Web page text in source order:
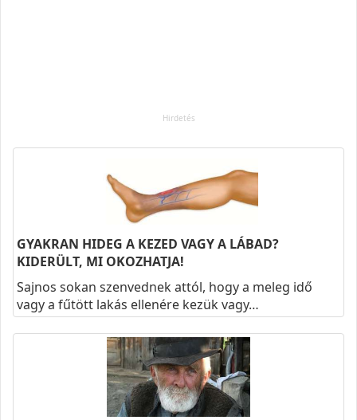
GYAKRAN HIDEG A KEZED VAGY A LÁBAD?
KIDERÜLT, MI OKOZHATJA!
Sajnos sokan szenvednek attól, hogy a meleg idő
vagy a fűtött lakás ellenére kezük vagy…